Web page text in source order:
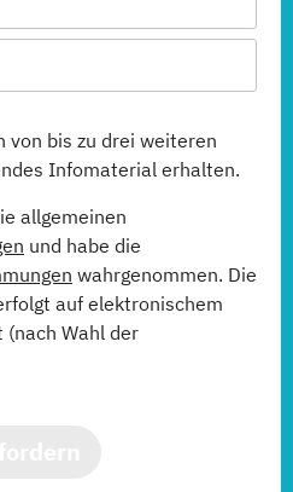
von bis zu drei weiteren
Infomaterial erhalten.
allgemeinen
und habe die
wahrgenommen. Die
auf elektronischem
(nach Wahl der